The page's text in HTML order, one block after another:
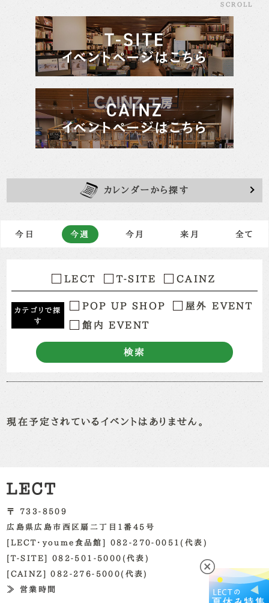
SCROLL
カレンダーから探す
今日 今週 今月 来月 全て
LECT T-SITE CAINZ
カテゴリで探
す
POP UP SHOP
屋外 EVENT
館内 EVENT
検索
現在予定されているイベントはありません。
〒 733-8509
広島県広島市西区扇二丁目1番45号
[LECT・youme食品館] 082-270-0051(代表)
[T-SITE] 082-501-5000(代表)
[CAINZ] 082-276-5000(代表)
≫ 営業時間